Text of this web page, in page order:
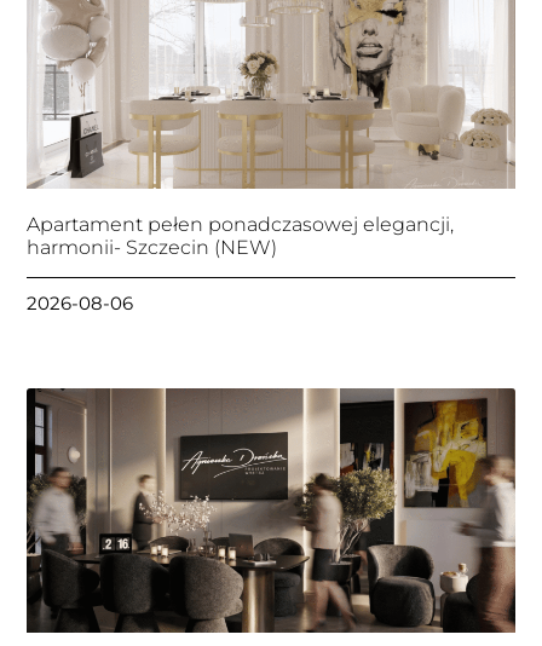
Apartament pełen ponadczasowej elegancji,
harmonii- Szczecin (NEW)
2026-08-06